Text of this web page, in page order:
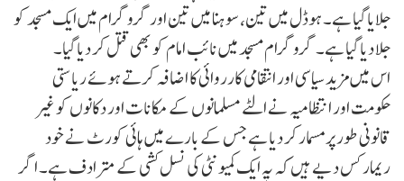
جلایا گیا ہے۔ ہوڈل میں تین، سوہنا میں تین اور گروگرام میں ایک مسجد کو
جلا دیا گیا ہے۔ گروگرام مسجد میں نائب امام کو بھی قتل کر دیا گیا۔
اس میں مزید سیاسی اور انتقامی کارروائی کا اضافہ کرتے ہوئے ریاستی
حکومت اور انتظامیہ نے الٹے مسلمانوں کے مکانات اور دکانوں کو غیر
قانونی طور پر مسمار کر دیا ہے جس کے بارے میں ہائی کورٹ نے خود
ریمارکس دیے ہیں کہ یہ ایک کمیونٹی کی نسل کشی کے مترادف ہے۔ اگر